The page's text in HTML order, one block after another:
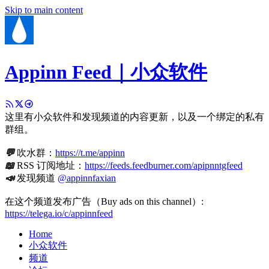
Skip to main content
Appinn Feed｜小众软件
这里有小众软件和发现频道的内容更新，以及一个绑定的私有
群组。
💬吹水群： https://t.me/appinn
📖RSS 订阅地址： https://feeds.feedburner.com/apipnntgfeed
📣发现频道 @appinnfaxian
在这个频道发布广告（Buy ads on this channel）:
https://telega.io/c/appinnfeed
Home
小众软件
频道